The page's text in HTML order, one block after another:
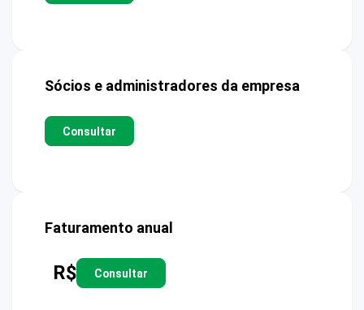
Sócios e administradores da empresa
Consultar
Faturamento anual
R$ Consultar